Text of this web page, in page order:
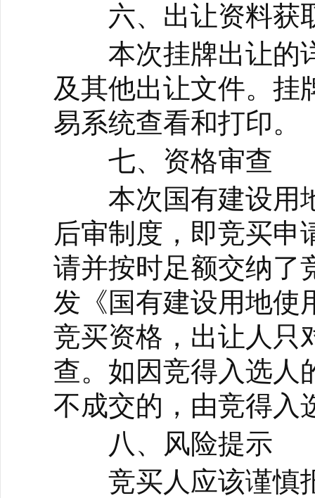
六、出让资料获
本次挂牌出让的详
及其他出让文件。挂
易系统查看和打印。
七、资格审查
本次国有建设用地
后审制度，即竞买申
请并按时足额交纳了
发《国有建设用地使
竞买资格，出让人只
查。如因竞得入选人
不成交的，由竞得入
八、风险提示
竞买人应该谨慎报